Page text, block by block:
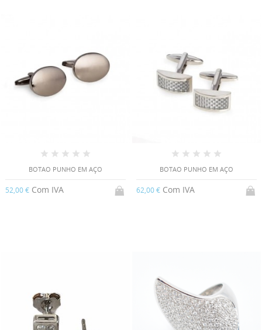
BOTAO PUNHO EM AÇO
52,00 € Com IVA
BOTAO PUNHO EM AÇO
62,00 € Com IVA